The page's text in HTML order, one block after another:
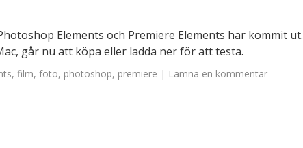
Elements och Premiere Elements har kommit ut.
går nu att köpa eller ladda ner för att testa.
, film, foto, photoshop, premiere | Lämna en kommentar